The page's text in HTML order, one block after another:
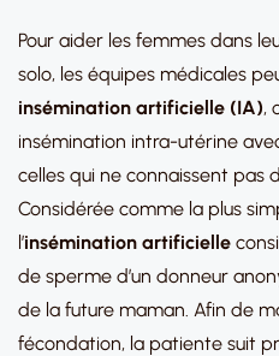
Pour aider les femmes dans
solo, les équipes médicales
insémination artificielle (IA),
insémination intra-utérine
celles qui ne connaissent pas
Considérée comme la plus
l’insémination artificielle
de sperme d’un donneur
de la future maman. Afin de
fécondation, la patiente suit